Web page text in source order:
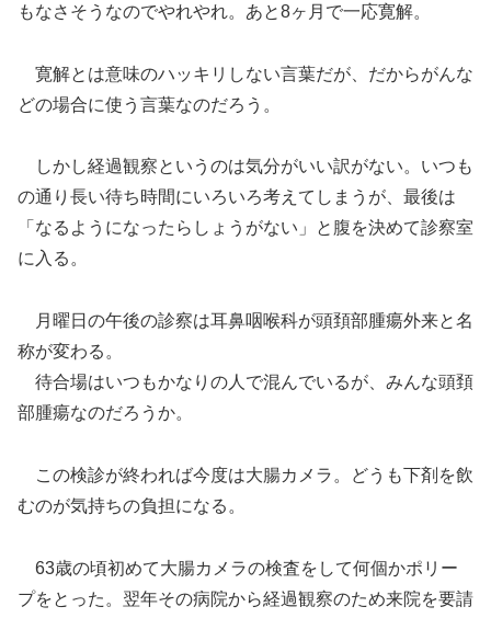
もなさそうなのでやれやれ。あと8ヶ月で一応寛解。
寛解とは意味のハッキリしない言葉だが、だからがんな
どの場合に使う言葉なのだろう。
しかし経過観察というのは気分がいい訳がない。いつも
の通り長い待ち時間にいろいろ考えてしまうが、最後は
「なるようになったらしょうがない」と腹を決めて診察室
に入る。
月曜日の午後の診察は耳鼻咽喉科が頭頚部腫瘍外来と名
称が変わる。
待合場はいつもかなりの人で混んでいるが、みんな頭頚
部腫瘍なのだろうか。
この検診が終われば今度は大腸カメラ。どうも下剤を飲
むのが気持ちの負担になる。
63歳の頃初めて大腸カメラの検査をして何個かポリー
プをとった。翌年その病院から経過観察のため来院を要請